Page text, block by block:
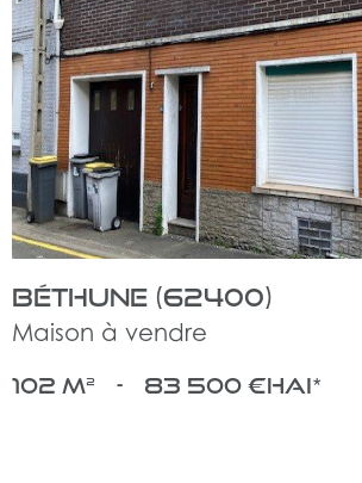
voir
le
bien
Béthune (62400)
Maison à vendre
102 m² - 83 500 €HAI*